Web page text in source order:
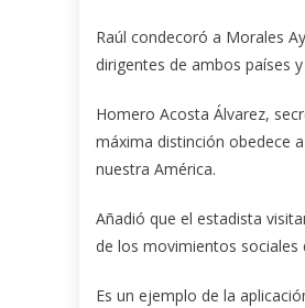
Raúl condecoró a Morales
dirigentes de ambos países
Homero Acosta Álvarez,
máxima distinción obedece
nuestra América.
Añadió que el estadista
de los movimientos sociales
Es un ejemplo de la